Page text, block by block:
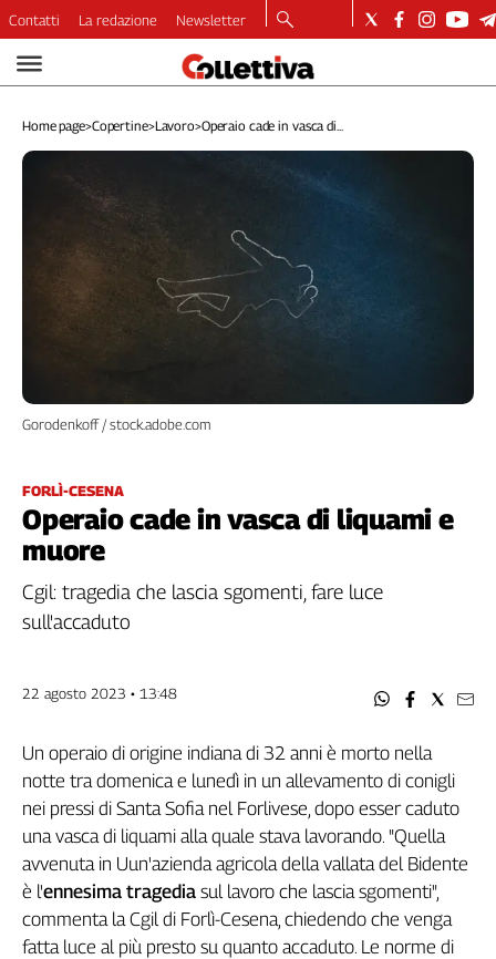
Video
Dirette
Longform
Ambiente
Internazionale
Culture
Filcams
Filctem
Filt
Fiom
Caaf
Speciali
Contatti La redazione Newsletter
Home page>Copertine>Lavoro>Operaio cade in vasca di...
FORLÌ-CESENA
Operaio cade in vasca di liquami e
muore
Gorodenkoff / stock.adobe.com
Cgil: tragedia che lascia sgomenti, fare luce
sull'accaduto
22 agosto 2023 • 13:48
Un operaio di origine indiana di 32 anni è morto nella
notte tra domenica e lunedì in un allevamento di conigli
nei pressi di Santa Sofia nel Forlivese, dopo esser caduto
una vasca di liquami alla quale stava lavorando. "Quella
avvenuta in Uun'azienda agricola della vallata del Bidente
è l'ennesima tragedia sul lavoro che lascia sgomenti",
commenta la Cgil di Forlì-Cesena, chiedendo che venga
fatta luce al più presto su quanto accaduto. Le norme di